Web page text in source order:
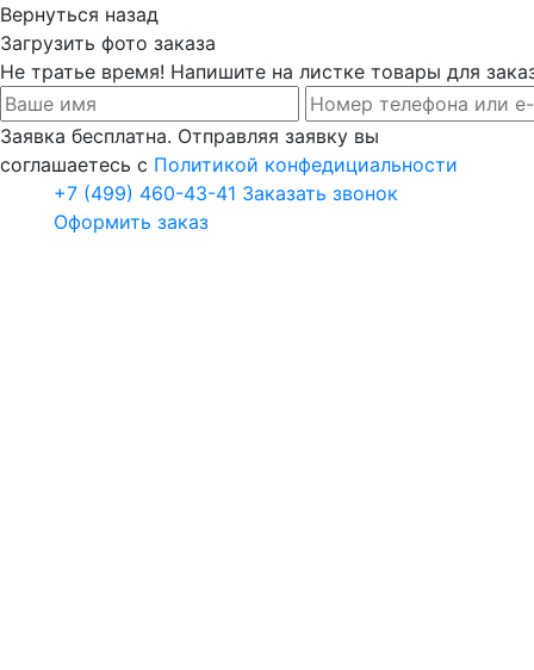
Вернуться назад
Загрузить фото заказа
Не тратье время! Напишите на листке товары для
Заявка бесплатна. Отправляя заявку вы
соглашаетесь с Политикой конфедициальности
+7 (499) 460-43-41 Заказать звонок
Оформить заказ